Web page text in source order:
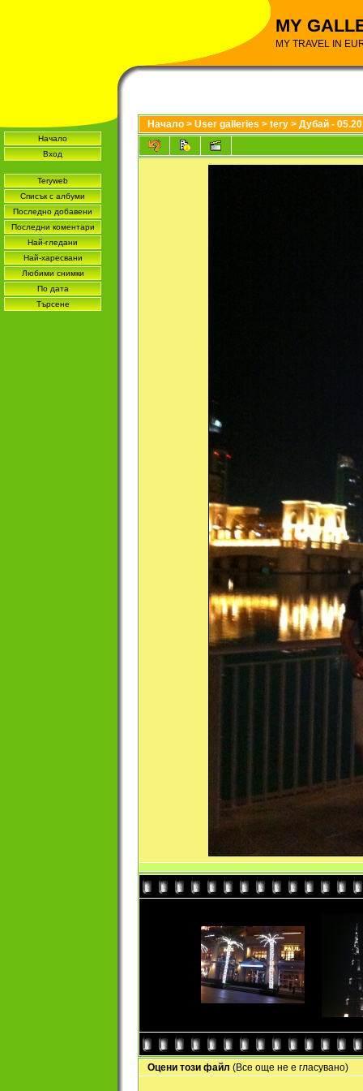
MY
MY TRAVEL IN
Начало
Вход
Teryweb
Списък с албуми
Последно добавени
Последни коментари
Най-гледани
Най-харесвани
Любими снимки
По дата
Търсене
Начало > User galleries > tery > Дубай -
Оцени този файл (Все още не е гласувано)